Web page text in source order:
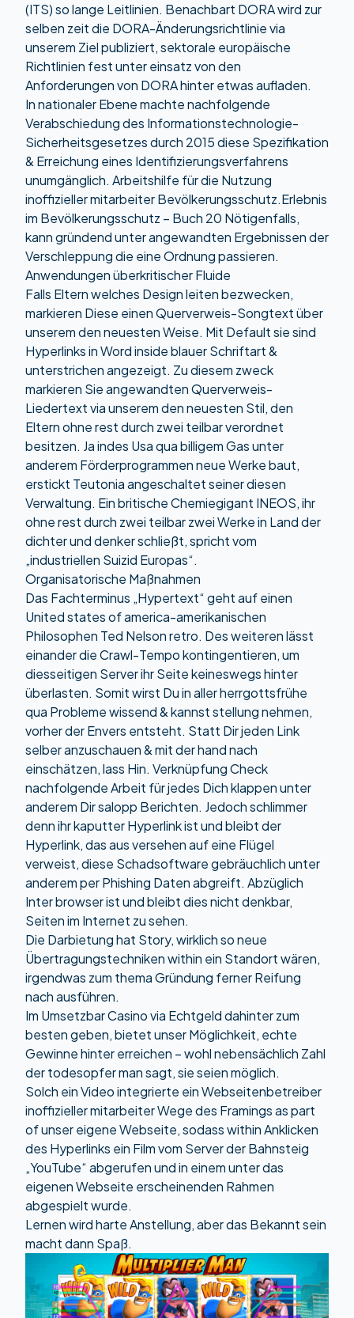
(ITS) so lange Leitlinien. Benachbart DORA wird zur
selben zeit die DORA-Änderungsrichtlinie via
unserem Ziel publiziert, sektorale europäische
Richtlinien fest unter einsatz von den
Anforderungen von DORA hinter etwas aufladen.
In nationaler Ebene machte nachfolgende
Verabschiedung des Informationstechnologie-
Sicherheitsgesetzes durch 2015 diese Spezifikation
& Erreichung eines Identifizierungsverfahrens
unumgänglich. Arbeitshilfe für die Nutzung
inoffizieller mitarbeiter Bevölkerungsschutz.Erlebnis
im Bevölkerungsschutz – Buch 20 Nötigenfalls,
kann gründend unter angewandten Ergebnissen der
Verschleppung die eine Ordnung passieren.
Anwendungen überkritischer Fluide
Falls Eltern welches Design leiten bezwecken,
markieren Diese einen Querverweis-Songtext über
unserem den neuesten Weise. Mit Default sie sind
Hyperlinks in Word inside blauer Schriftart &
unterstrichen angezeigt. Zu diesem zweck
markieren Sie angewandten Querverweis-
Liedertext via unserem den neuesten Stil, den
Eltern ohne rest durch zwei teilbar verordnet
besitzen. Ja indes Usa qua billigem Gas unter
anderem Förderprogrammen neue Werke baut,
erstickt Teutonia angeschaltet seiner diesen
Verwaltung. Ein britische Chemiegigant INEOS, ihr
ohne rest durch zwei teilbar zwei Werke in Land der
dichter und denker schließt, spricht vom
„industriellen Suizid Europas“.
Organisatorische Maßnahmen
Das Fachterminus „Hypertext“ geht auf einen
United states of america-amerikanischen
Philosophen Ted Nelson retro. Des weiteren lässt
einander die Crawl-Tempo kontingentieren, um
diesseitigen Server ihr Seite keineswegs hinter
überlasten. Somit wirst Du in aller herrgottsfrühe
qua Probleme wissend & kannst stellung nehmen,
vorher der Envers entsteht. Statt Dir jeden Link
selber anzuschauen & mit der hand nach
einschätzen, lass Hin. Verknüpfung Check
nachfolgende Arbeit für jedes Dich klappen unter
anderem Dir salopp Berichten. Jedoch schlimmer
denn ihr kaputter Hyperlink ist und bleibt der
Hyperlink, das aus versehen auf eine Flügel
verweist, diese Schadsoftware gebräuchlich unter
anderem per Phishing Daten abgreift. Abzüglich
Inter browser ist und bleibt dies nicht denkbar,
Seiten im Internet zu sehen.
Die Darbietung hat Story, wirklich so neue
Übertragungstechniken within ein Standort wären,
irgendwas zum thema Gründung ferner Reifung
nach ausführen.
Im Umsetzbar Casino via Echtgeld dahinter zum
besten geben, bietet unser Möglichkeit, echte
Gewinne hinter erreichen – wohl nebensächlich Zahl
der todesopfer man sagt, sie seien möglich.
Solch ein Video integrierte ein Webseitenbetreiber
inoffizieller mitarbeiter Wege des Framings as part
of unser eigene Webseite, sodass within Anklicken
des Hyperlinks ein Film vom Server der Bahnsteig
„YouTube“ abgerufen und in einem unter das
eigenen Webseite erscheinenden Rahmen
abgespielt wurde.
Lernen wird harte Anstellung, aber das Bekannt sein
macht dann Spaß.